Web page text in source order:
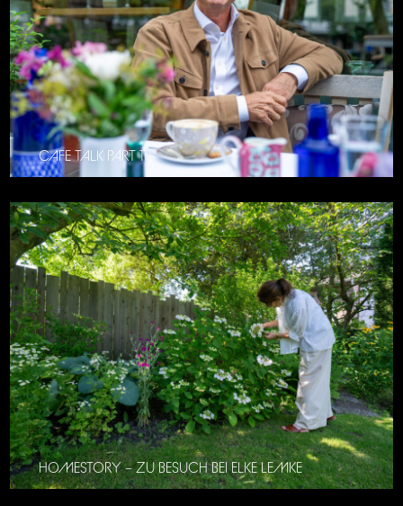
CAFE TALK PART 11
HOMESTORY – ZU BESUCH BEI ELKE LEMKE